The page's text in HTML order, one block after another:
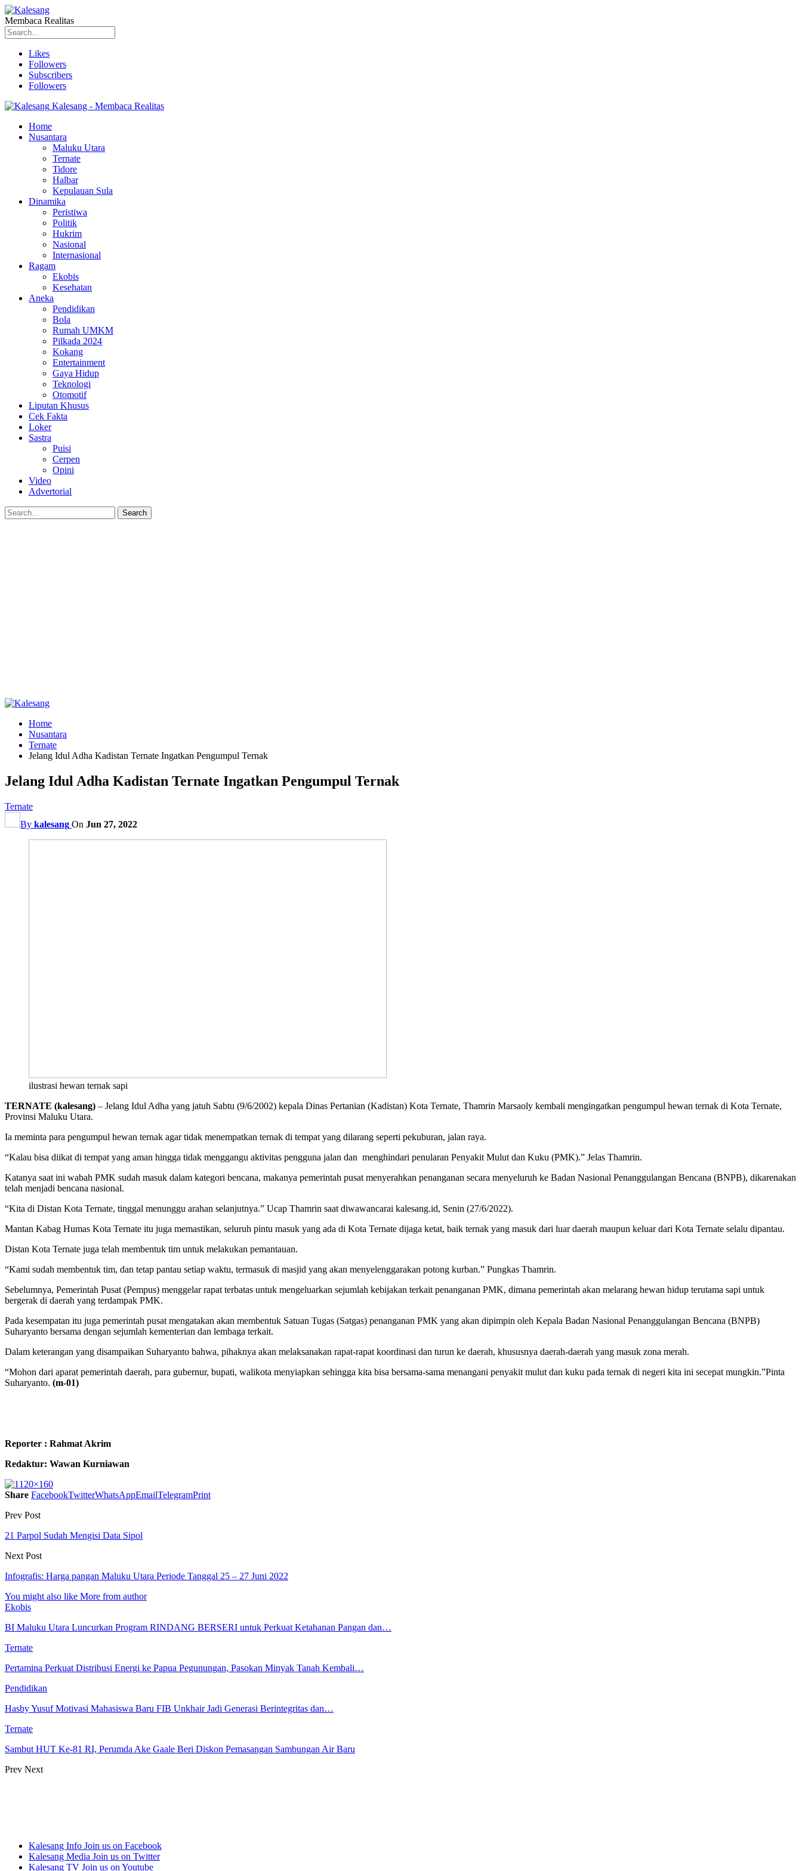
Membaca Realitas
Likes
Followers
Subscribers
Followers
Kalesang - Membaca Realitas
Home
Nusantara
Maluku Utara
Ternate
Tidore
Halbar
Kepulauan Sula
Dinamika
Peristiwa
Politik
Hukrim
Nasional
Internasional
Ragam
Ekobis
Kesehatan
Aneka
Pendidikan
Bola
Rumah UMKM
Pilkada 2024
Kokang
Entertainment
Gaya Hidup
Teknologi
Otomotif
Liputan Khusus
Cek Fakta
Loker
Sastra
Puisi
Cerpen
Opini
Video
Advertorial
Home
Nusantara
Ternate
Jelang Idul Adha Kadistan Ternate Ingatkan Pengumpul Ternak
Jelang Idul Adha Kadistan Ternate Ingatkan Pengumpul Ternak
Ternate
By kalesang On Jun 27, 2022
ilustrasi hewan ternak sapi
TERNATE (kalesang) – Jelang Idul Adha yang jatuh Sabtu (9/6/2002) kepala Dinas Pertanian (Kadistan) Kota Ternate, Thamrin Marsaoly kembali mengingatkan pengumpul hewan ternak di Kota Ternate,
Provinsi Maluku Utara.
Ia meminta para pengumpul hewan ternak agar tidak menempatkan ternak di tempat yang dilarang seperti pekuburan, jalan raya.
“Kalau bisa diikat di tempat yang aman hingga tidak menggangu aktivitas pengguna jalan dan menghindari penularan Penyakit Mulut dan Kuku (PMK).” Jelas Thamrin.
Katanya saat ini wabah PMK sudah masuk dalam kategori bencana, makanya pemerintah pusat menyerahkan penanganan secara menyeluruh ke Badan Nasional Penanggulangan Bencana (BNPB), dikarenakan
telah menjadi bencana nasional.
“Kita di Distan Kota Ternate, tinggal menunggu arahan selanjutnya.” Ucap Thamrin saat diwawancarai kalesang.id, Senin (27/6/2022).
Mantan Kabag Humas Kota Ternate itu juga memastikan, seluruh pintu masuk yang ada di Kota Ternate dijaga ketat, baik ternak yang masuk dari luar daerah maupun keluar dari Kota Ternate selalu dipantau.
Distan Kota Ternate juga telah membentuk tim untuk melakukan pemantauan.
“Kami sudah membentuk tim, dan tetap pantau setiap waktu, termasuk di masjid yang akan menyelenggarakan potong kurban.” Pungkas Thamrin.
Sebelumnya, Pemerintah Pusat (Pempus) menggelar rapat terbatas untuk mengeluarkan sejumlah kebijakan terkait penanganan PMK, dimana pemerintah akan melarang hewan hidup terutama sapi untuk
bergerak di daerah yang terdampak PMK.
Pada kesempatan itu juga pemerintah pusat mengatakan akan membentuk Satuan Tugas (Satgas) penanganan PMK yang akan dipimpin oleh Kepala Badan Nasional Penanggulangan Bencana (BNPB)
Suharyanto bersama dengan sejumlah kementerian dan lembaga terkait.
Dalam keterangan yang disampaikan Suharyanto bahwa, pihaknya akan melaksanakan rapat-rapat koordinasi dan turun ke daerah, khususnya daerah-daerah yang masuk zona merah.
“Mohon dari aparat pemerintah daerah, para gubernur, bupati, walikota menyiapkan sehingga kita bisa bersama-sama menangani penyakit mulut dan kuku pada ternak di negeri kita ini secepat mungkin.”Pinta
Suharyanto. (m-01)
Reporter : Rahmat Akrim
Redaktur: Wawan Kurniawan
Share FacebookTwitterWhatsAppEmailTelegramPrint
Prev Post
21 Parpol Sudah Mengisi Data Sipol
Next Post
Infografis: Harga pangan Maluku Utara Periode Tanggal 25 – 27 Juni 2022
You might also like More from author
Ekobis
BI Maluku Utara Luncurkan Program RINDANG BERSERI untuk Perkuat Ketahanan Pangan dan…
Ternate
Pertamina Perkuat Distribusi Energi ke Papua Pegunungan, Pasokan Minyak Tanah Kembali…
Pendidikan
Hasby Yusuf Motivasi Mahasiswa Baru FIB Unkhair Jadi Generasi Berintegritas dan…
Ternate
Sambut HUT Ke-81 RI, Perumda Ake Gaale Beri Diskon Pemasangan Sambungan Air Baru
Prev Next
Kalesang Info Join us on Facebook
Kalesang Media Join us on Twitter
Kalesang TV Join us on Youtube